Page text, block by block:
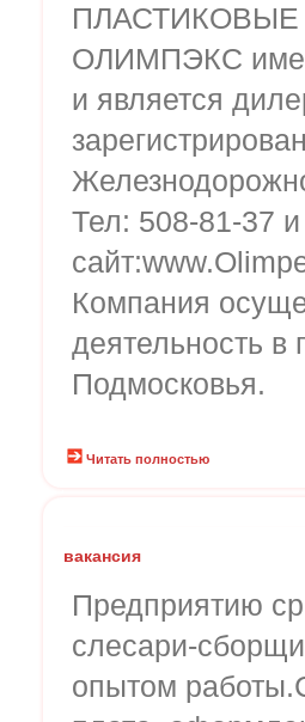
ПЛАСТИКОВЫЕ
ОЛИМПЭКС
и является
Тел: 508-81-37
Компания
деятельность в
Подмосковья.
Читать полностью
вакансия
Предприятию
слесари-
опытом